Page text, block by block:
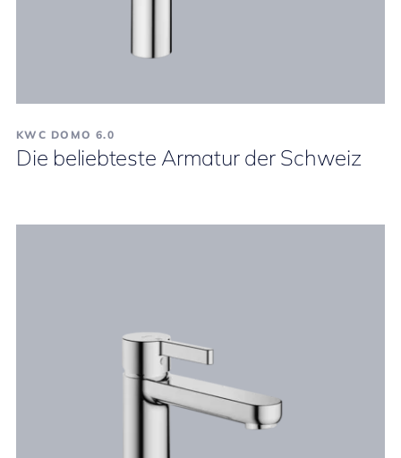
KWC DOMO 6.0
Die beliebteste Armatur der Schweiz